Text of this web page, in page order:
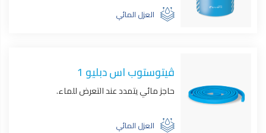
العزل المائي
ڤيتوستوب اس دبليو 1
حاجز مائي يتمدد عند التعرض للماء.
العزل المائي